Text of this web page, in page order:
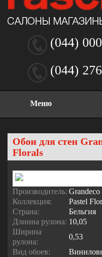
(044)
(044)
Меню
Обои для стен
Florals
Производитель: Grandeco
Коллекция:
Pastel
Страна:
Бельгия
Длинна рулона: 10,05
Ширина
рулона:
0,53
Вид обоев: